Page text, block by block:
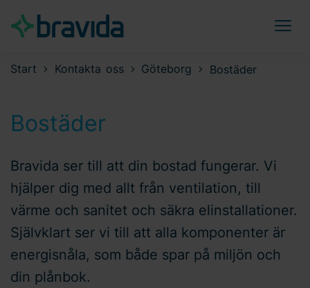
Start Kontakta oss Göteborg Bostäder
Bostäder
Bravida ser till att din bostad fungerar. Vi
hjälper dig med allt från ventilation, till
värme och sanitet och säkra elinstallationer.
Självklart ser vi till att alla komponenter är
energisnåla, som både spar på miljön och
din plånbok.